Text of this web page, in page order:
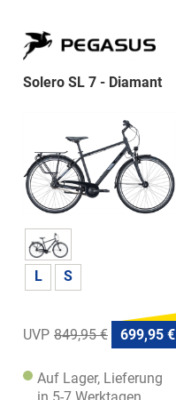
Solero SL 7 - Diamant
L S
849,95 € 699,95 €
Auf Lager, Lieferung